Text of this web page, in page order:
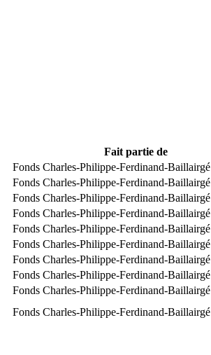
Fait partie de
Fonds Charles-Philippe-Ferdinand-Baillairgé
Fonds Charles-Philippe-Ferdinand-Baillairgé
Fonds Charles-Philippe-Ferdinand-Baillairgé
Fonds Charles-Philippe-Ferdinand-Baillairgé
Fonds Charles-Philippe-Ferdinand-Baillairgé
Fonds Charles-Philippe-Ferdinand-Baillairgé
Fonds Charles-Philippe-Ferdinand-Baillairgé
Fonds Charles-Philippe-Ferdinand-Baillairgé
Fonds Charles-Philippe-Ferdinand-Baillairgé
Fonds Charles-Philippe-Ferdinand-Baillairgé